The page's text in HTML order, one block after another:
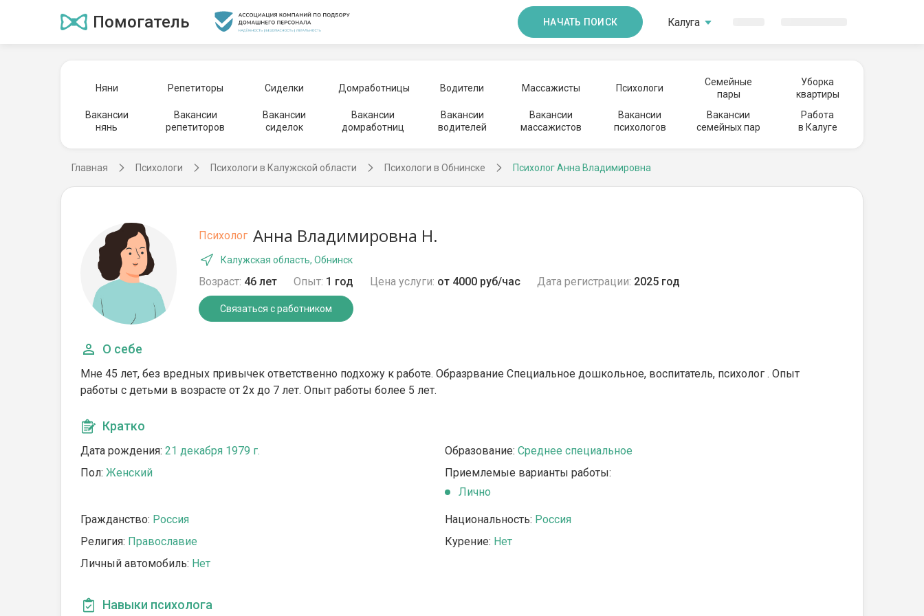
Помогатель НАЧАТЬ ПОИСК Калуга
Няни Репетиторы Сиделки Домработницы Водители Массажисты Психологи
Семейные
пары
Уборка
квартиры
Вакансии
нянь
Вакансии
репетиторов
Вакансии
сиделок
Вакансии
домработниц
Вакансии
водителей
Вакансии
массажистов
Вакансии
психологов
Вакансии
семейных пар
Работа
в Калуге
Главная Психологи Психологи в Калужской области Психологи в Обнинске Психолог Анна Владимировна
Психолог Анна Владимировна Н.
Калужская область, Обнинск
Возраст: 46 лет Опыт: 1 год Цена услуги: от 4000 руб/час Дата регистрации: 2025 год
Связаться с работником
О себе
Мне 45 лет, без вредных привычек ответственно подхожу к работе. Образрвание Специальное дошкольное, воспитатель, психолог . Опыт
работы с детьми в возрасте от 2х до 7 лет. Опыт работы более 5 лет.
Кратко
Дата рождения: 21 декабря 1979 г. Образование:Среднее специальное
Пол: Женский
Приемлемые варианты работы:
Лично
Гражданство: Россия Национальность: Россия
Религия: Православие Курение: Нет
Личный автомобиль: Нет
Навыки психолога